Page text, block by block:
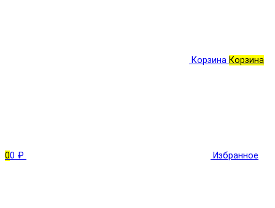
Корзина Корзина
00 ₽ Избранное